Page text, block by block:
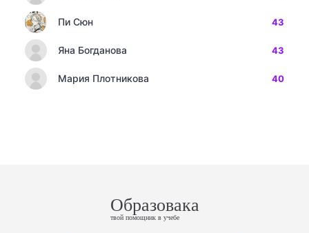
Пи Сюн 43
Яна Богданова 43
Мария Плотникова 40
Образовака
твой помощник в учебе